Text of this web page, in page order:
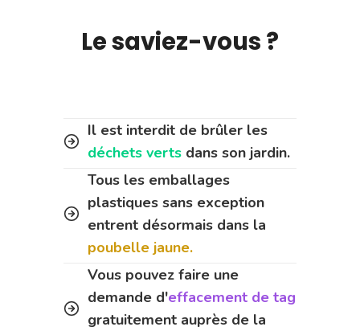
Le saviez-vous ?
Il est interdit de brûler les
déchets verts dans son jardin.
Tous les emballages
plastiques sans exception
entrent désormais dans la
poubelle jaune.
Vous pouvez faire une
demande d'effacement de tag
gratuitement auprès de la